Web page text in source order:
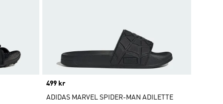
Price
499 kr
ADIDAS MARVEL SPIDER-MAN ADILETTE